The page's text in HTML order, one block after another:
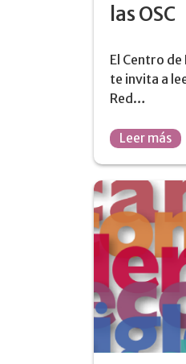
las OSC
El Centro
te invita a
Red…
Leer más